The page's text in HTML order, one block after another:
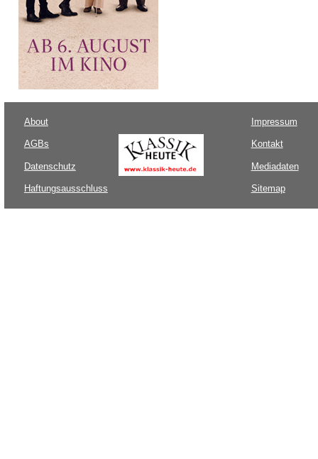
About
AGBs
Datenschutz
Haftungsausschluss
Impressum
Kontakt
Mediadaten
Sitemap